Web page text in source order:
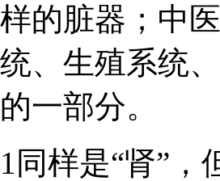
样的脏器；中
统、生殖系统
的一部分。
1同样是“肾”，